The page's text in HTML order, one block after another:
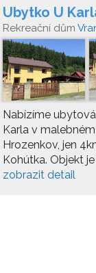
Ubytko U
Rekreační dům
Nabízíme
Karla v
Hrozenkov, jen
Kohútka. Objekt
zobrazit detail